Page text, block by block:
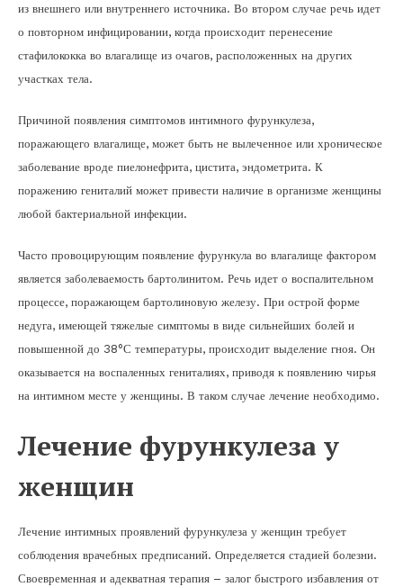
из внешнего или внутреннего источника. Во втором случае речь идет
о повторном инфицировании, когда происходит перенесение
стафилококка во влагалище из очагов, расположенных на других
участках тела.
Причиной появления симптомов интимного фурункулеза,
поражающего влагалище, может быть не вылеченное или хроническое
заболевание вроде пиелонефрита, цистита, эндометрита. К
поражению гениталий может привести наличие в организме женщины
любой бактериальной инфекции.
Часто провоцирующим появление фурункула во влагалище фактором
является заболеваемость бартолинитом. Речь идет о воспалительном
процессе, поражающем бартолиновую железу. При острой форме
недуга, имеющей тяжелые симптомы в виде сильнейших болей и
повышенной до 38°С температуры, происходит выделение гноя. Он
оказывается на воспаленных гениталиях, приводя к появлению чирья
на интимном месте у женщины. В таком случае лечение необходимо.
Лечение фурункулеза у
женщин
Лечение интимных проявлений фурункулеза у женщин требует
соблюдения врачебных предписаний. Определяется стадией болезни.
Своевременная и адекватная терапия – залог быстрого избавления от